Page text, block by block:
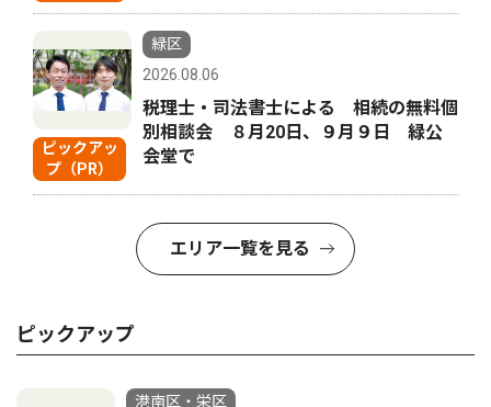
ピックアッ
プ（PR）
緑区
2026.08.06
税理士・司法書士による 相続の無料個
別相談会 ８月20日、９月９日 緑公
会堂で
エリア一覧を見る
ピックアップ
港南区・栄区